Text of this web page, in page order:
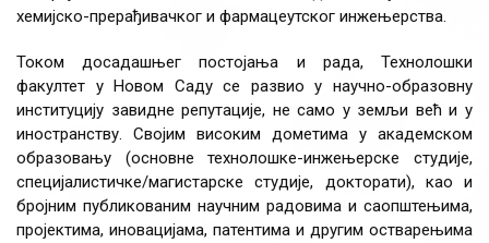
хемијско-прерађивачког и фармацеутског инжењерства.
Током досадашњег постојања и рада, Технолошки
факултет у Новом Саду се развио у научно-образовну
институцију завидне репутације, не само у земљи већ и у
иностранству. Својим високим дометима у академском
образовању (основне технолошке-инжењерске студије,
специјалистичке/магистарске студије, докторати), као и
бројним публикованим научним радовима и саопштењима,
пројектима, иновацијама, патентима и другим остварењима